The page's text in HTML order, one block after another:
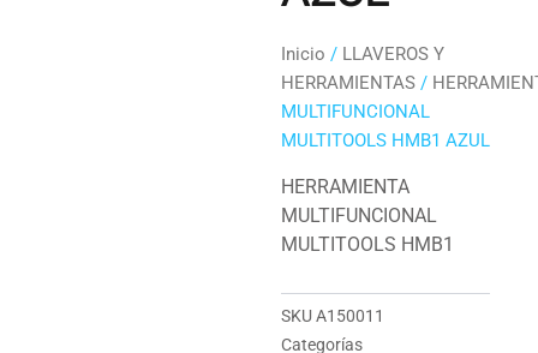
Inicio / LLAVEROS Y
HERRAMIENTAS /
MULTIFUNCIONAL
MULTITOOLS HMB1 AZUL
HERRAMIENTA
MULTIFUNCIONAL
MULTITOOLS HMB1
SKUA150011
Categorías